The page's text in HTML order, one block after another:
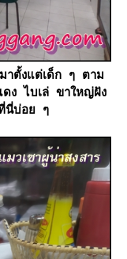
าตั้งแต่เด็ก ๆ ตาม
ง ไบเล่ ขาใหญ่ฝัง
นี่บ่อย ๆ